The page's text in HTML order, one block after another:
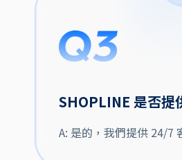
SHOPLINE 是否提
A: 是的，我們提供 24/7